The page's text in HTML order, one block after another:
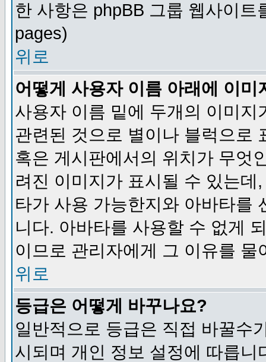
한 사항은 phpBB 그룹 웹사이
pages)
위로
어떻게 사용자 이름 아래에 이미
사용자 이름 밑에 두개의 이미
관련된 것으로 별이나 블럭으로
혹은 게시판에서의 위치가 무엇
려진 이미지가 표시될 수 있는
타가 사용 가능한지와 아바타를
니다. 아바타를 사용할 수 없게
이므로 관리자에게 그 이유를 물
위로
등급은 어떻게 바꾸나요?
일반적으로 등급은 직접 바꿀수
시되며 개인 정보 설정에 따릅